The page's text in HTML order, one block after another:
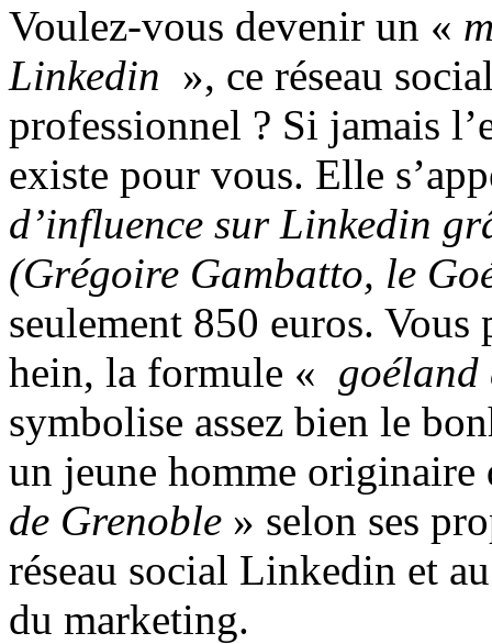
Voulez-vous devenir un «
Linkedin », ce réseau
professionnel ? Si jamais
existe pour vous. Elle
d’influence sur Linkedin
(Grégoire Gambatto, le
seulement 850 euros.
hein, la formule «
symbolise assez bien le
un jeune homme
de Grenoble » selon ses
réseau social Linkedin et
du marketing.